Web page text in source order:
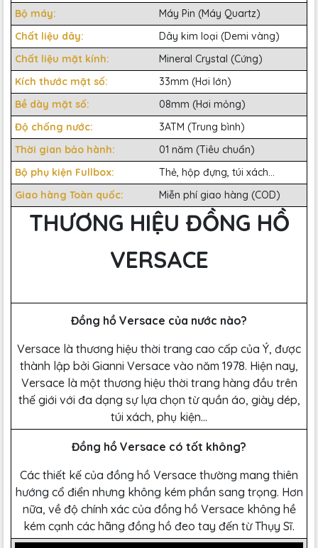
Bộ máy:
Máy Pin (Máy Quartz)
Chất liệu dây:
Dây kim loại (Demi vàng)
Chất liệu mặt kính:
Mineral Crystal (Cứng)
Kích thước mặt số:
33mm (Hơi lớn)
Bề dày mặt số:
08mm (Hơi mỏng)
Độ chống nước:
3ATM (Trung bình)
Thời gian bảo hành:
01 năm (Tiêu chuẩn)
Bộ phụ kiện Fullbox:
Thẻ, hộp đựng, túi xách...
Giao hàng Toàn quốc:
Miễn phí giao hàng (COD)
THƯƠNG HIỆU ĐỒNG HỒ
VERSACE
Đồng hồ Versace của nước nào?
Versace là thương hiệu thời trang cao cấp của Ý, được
thành lập bởi Gianni Versace vào năm 1978. Hiện nay,
Versace là một thương hiệu thời trang hàng đầu trên
thế giới với đa dạng sự lựa chọn từ quần áo, giày dép,
túi xách, phụ kiện...
Đồng hồ Versace có tốt không?
Các thiết kế của đồng hồ Versace thường mang thiên
hướng cổ điển nhưng không kém phần sang trọng. Hơn
nữa, về độ chính xác của đồng hồ Versace không hề
kém cạnh các hãng đồng hồ đeo tay đến từ Thụy Sĩ.